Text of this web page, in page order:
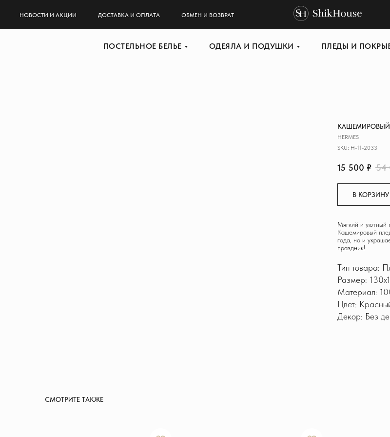
НОВОСТИ И АКЦИИ ДОСТАВКА И ОПЛАТА ОБМЕН И ВОЗВРАТ
ПОСТЕЛЬНОЕ БЕЛЬЕ ОДЕЯЛА И ПОДУШКИ ПЛЕДЫ И
КАШЕМИРОВЫЙ
HERMES
SKU: H-11-2033
15 500 ₽ 54
В КОРЗИНУ
Мягкий и уютный
Кашемировый
года, но и
праздник!
Тип товара:
Размер:
Материал:
Цвет:
Декор: Без
СМОТРИТЕ ТАКЖЕ